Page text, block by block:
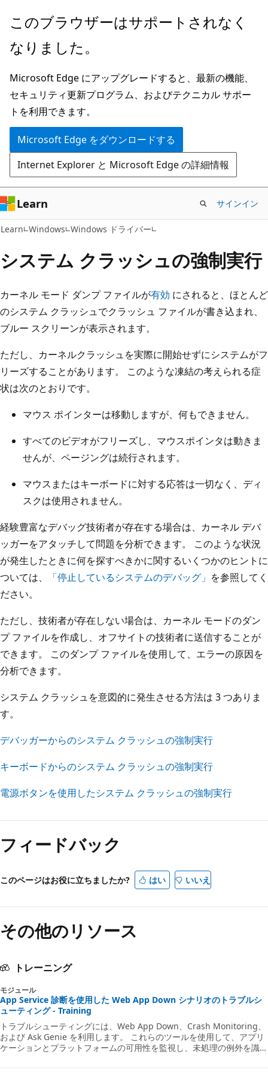
メ
ン
ン
テ
ン
ツ
に
ス
キ
ッ
プ
このブラウザーはサポートされなく
なりました。
Microsoft Edge にアップグレードすると、最新の機能、
セキュリティ更新プログラム、およびテクニカル サポー
トを利用できます。
Microsoft Edge をダウンロードする
Internet Explorer と Microsoft Edge の詳細情報
Learn サインイン
Learn Windows Windows ドライバー
システム クラッシュの強制実行
カーネル モード ダンプ ファイルが有効 にされると、ほとんど
のシステム クラッシュでクラッシュ ファイルが書き込まれ、
ブルー スクリーンが表示されます。
ただし、カーネルクラッシュを実際に開始せずにシステムがフ
リーズすることがあります。 このような凍結の考えられる症
状は次のとおりです。
マウス ポインターは移動しますが、何もできません。
すべてのビデオがフリーズし、マウスポインタは動きま
せんが、ページングは続行されます。
マウスまたはキーボードに対する応答は一切なく、ディ
スクは使用されません。
経験豊富なデバッグ技術者が存在する場合は、カーネル デバ
ッガーをアタッチして問題を分析できます。 このような状況
が発生したときに何を探すべきかに関するいくつかのヒントに
ついては、
「停止しているシステムのデバッグ」 を参照してく
ださい。
ただし、技術者が存在しない場合は、カーネル モードのダン
プ ファイルを作成し、オフサイトの技術者に送信することが
できます。 このダンプ ファイルを使用して、エラーの原因を
分析できます。
システム クラッシュを意図的に発生させる方法は 3 つありま
す。
デバッガーからのシステム クラッシュの強制実行
キーボードからのシステム クラッシュの強制実行
電源ボタンを使用したシステム クラッシュの強制実行
フィードバック
このページはお役に立ちましたか? はい いいえ
その他のリソース
トレーニング
モジュール
App Service 診断を使用した Web App Down シナリオのトラブルシ
ューティング - Training
トラブルシューティングには、Web App Down、Crash Monitoring、
および Ask Genie を利用します。 これらのツールを使用して、アプリ
ケーションとプラットフォームの可用性を監視し、未処理の例外を識別
を見つけます。